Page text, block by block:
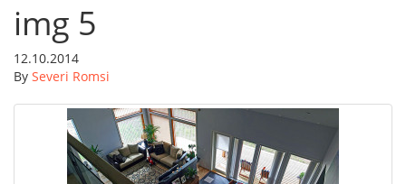
img 5
12.10.2014
By Severi Romsi